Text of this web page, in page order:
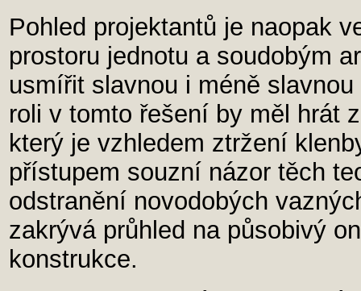
Pohled projektantů je naopak
prostoru jednotu a soudobým
usmířit slavnou i méně
roli v tomto řešení by měl hrát
který je vzhledem ztržení
přístupem souzní názor těch
odstranění novodobých
zakrývá průhled na působivý
konstrukce.